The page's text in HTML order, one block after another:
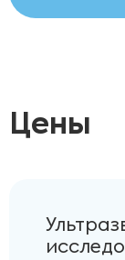
Цены